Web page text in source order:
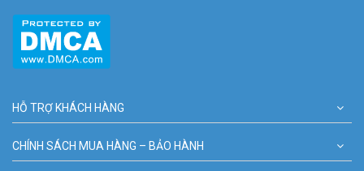
HỖ TRỢ KHÁCH HÀNG
CHÍNH SÁCH MUA HÀNG – BẢO HÀNH